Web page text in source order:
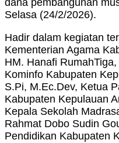
Selasa (24/2/2026).
Hadir dalam kegiatan
Kementerian Agama
HM. Hanafi
Kominfo Kabupaten
S.Pi, M.Ec.Dev, Ketua
Kabupaten Kepulauan
Kepala Sekolah
Rahmat Dobo Sudin
Pendidikan Kabupaten